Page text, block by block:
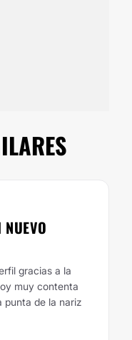
gracias a la
muy contenta
punta de la nariz